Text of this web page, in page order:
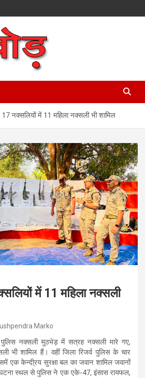
17 नक्सलियों में 11 महिला नक्सली भी शामिल
में 11 महिला नक्सली
Marko
नक्सली मुठभेड़ में सत्रह नक्सली मारे गए,
भी शामिल हैं। वहीं जिला रिजर्व पुलिस के चार
एक केन्दी्रय सुरक्षा बल का जवान शामिल जवानों
घटना स्थल से पुलिस ने एक एके-47, इंसास रायफल,